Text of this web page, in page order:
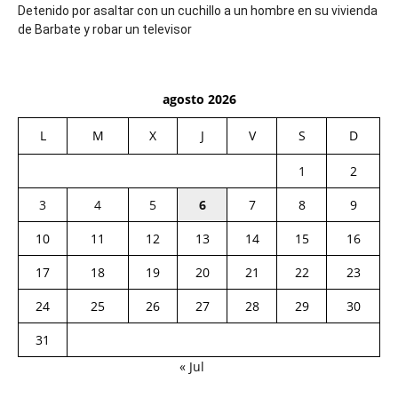
Detenido por asaltar con un cuchillo a un hombre en su vivienda
de Barbate y robar un televisor
agosto 2026
L M X J V S D
1
2
3
4 5 6 7 8
9
10
11 12 13 14 15
16
17
18 19 20 21 22
23
24
25 26 27 28 29
30
31
« Jul